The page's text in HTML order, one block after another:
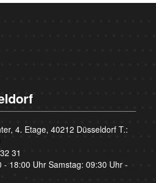
4. Etage, 40212 Düsseldorf T.:
31
18:00 Uhr Samstag: 09:30 Uhr -